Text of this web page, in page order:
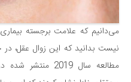
می‌دانیم که علامت برجسته
نیست بدانید که این زوال عقل،